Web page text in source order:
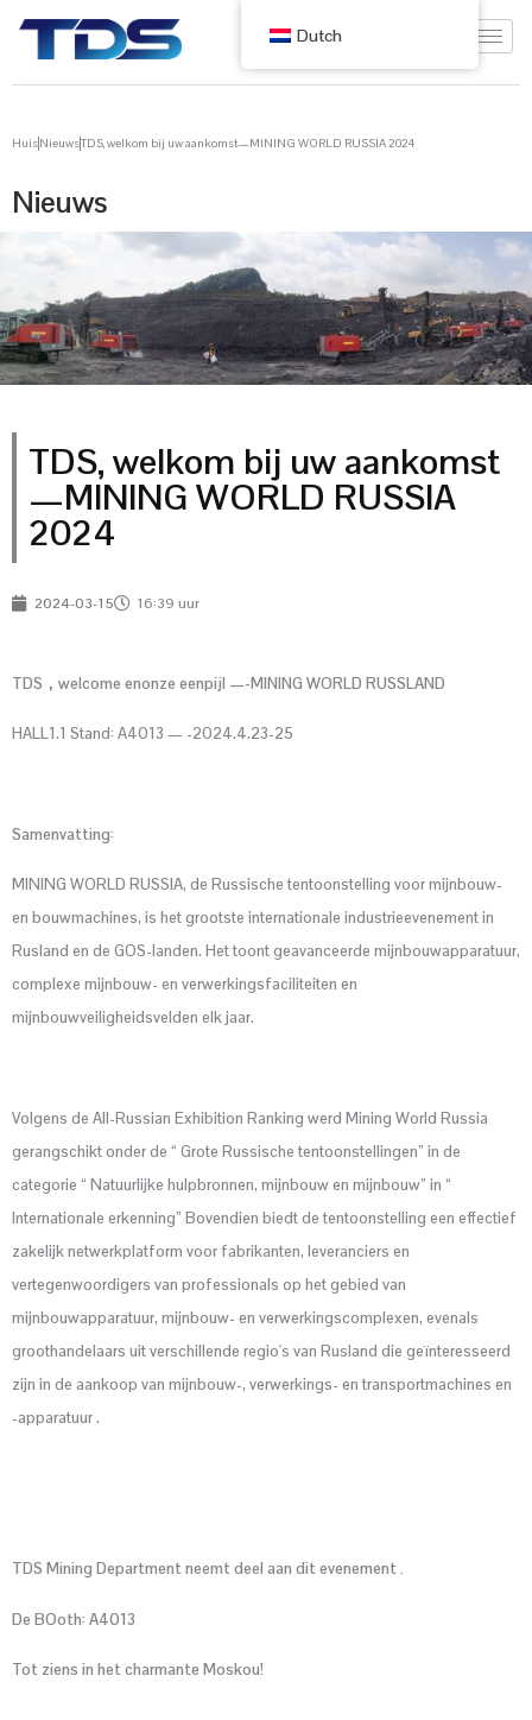
HuisNieuwsTDS, welkom bij uw aankomst—MINING WORLD RUSSIA 2024
Nieuws
TDS, welkom bij uw aankomst
—MINING WORLD RUSSIA
2024
2024-03-15 16:39 uur
TDS ， welcome enonze eenpijl —-MINING WORLD RUSSLAND
HALL1.1 Stand: A4013 — -2024.4.23-25
Samenvatting:
MINING WORLD RUSSIA, de Russische tentoonstelling voor mijnbouw-
en bouwmachines, is het grootste internationale industrieevenement in
Rusland en de GOS-landen. Het toont geavanceerde mijnbouwapparatuur,
complexe mijnbouw- en verwerkingsfaciliteiten en
mijnbouwveiligheidsvelden elk jaar.
Volgens de All-Russian Exhibition Ranking werd Mining World Russia
gerangschikt onder de “ Grote Russische tentoonstellingen” in de
categorie “ Natuurlijke hulpbronnen, mijnbouw en mijnbouw” in “
Internationale erkenning” Bovendien biedt de tentoonstelling een effectief
zakelijk netwerkplatform voor fabrikanten, leveranciers en
vertegenwoordigers van professionals op het gebied van
mijnbouwapparatuur, mijnbouw- en verwerkingscomplexen, evenals
groothandelaars uit verschillende regio's van Rusland die geïnteresseerd
zijn in de aankoop van mijnbouw-, verwerkings- en transportmachines en
-apparatuur .
TDS Mining Department neemt deel aan dit evenement.
De BOoth: A4013
Tot ziens in het charmante Moskou!
Dutch